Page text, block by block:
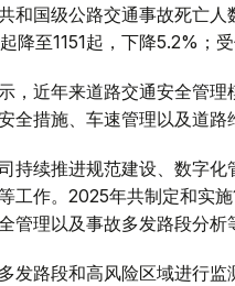
和国级公路交通事故死亡
降至1151起，下降5.2%；
，近年来道路交通安全管
全措施、车速管理以及道路
持续推进规范建设、数字
工作。2025年共制定和实
管理以及事故多发路段分析
发路段和高风险区域进行